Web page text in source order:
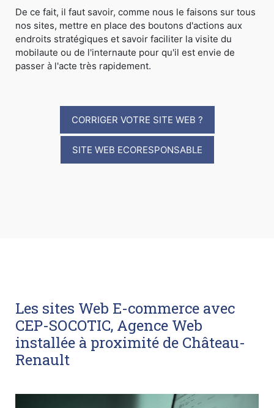
De ce fait, il faut savoir, comme nous le faisons sur tous
nos sites, mettre en place des boutons d'actions aux
endroits stratégiques et savoir faciliter la visite du
mobilaute ou de l'internaute pour qu'il est envie de
passer à l'acte très rapidement.
CORRIGER VOTRE SITE WEB ?
SITE WEB ECORESPONSABLE
Les sites Web E-commerce avec
CEP-SOCOTIC, Agence Web
installée à proximité de Château-
Renault